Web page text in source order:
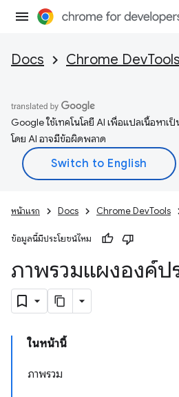
Docs Chrome DevTools
Google ใช้เทคโนโลยี AI เพื่อแปลเนื้อหาเ
โดย AI อาจมีข้อผิดพลาด
หน้าแรก Docs Chrome DevTools
ข้อมูลนี้มีประโยชน์ไหม
ภาพรวมแผงองค์ป
ในหน้านี้
ภาพรวม